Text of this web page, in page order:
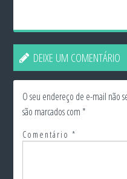
DEIXE UM COMENTÁRIO
O seu endereço de e-mail não
são marcados com *
Comentário*